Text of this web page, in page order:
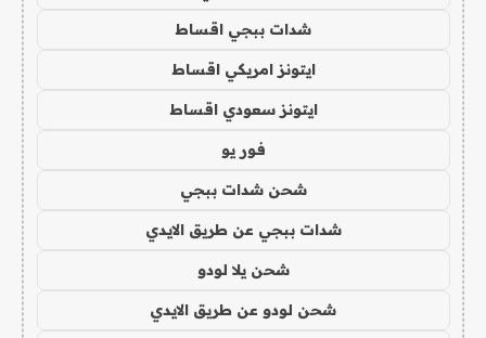
شدات ببجي اقساط
ايتونز امريكي اقساط
ايتونز سعودي اقساط
فور يو
شحن شدات ببجي
شدات ببجي عن طريق الايدي
شحن يلا لودو
شحن لودو عن طريق الايدي